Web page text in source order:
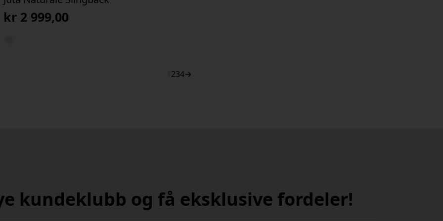
kr 2 999,00
234→
kundeklubb og få eksklusive fordeler!